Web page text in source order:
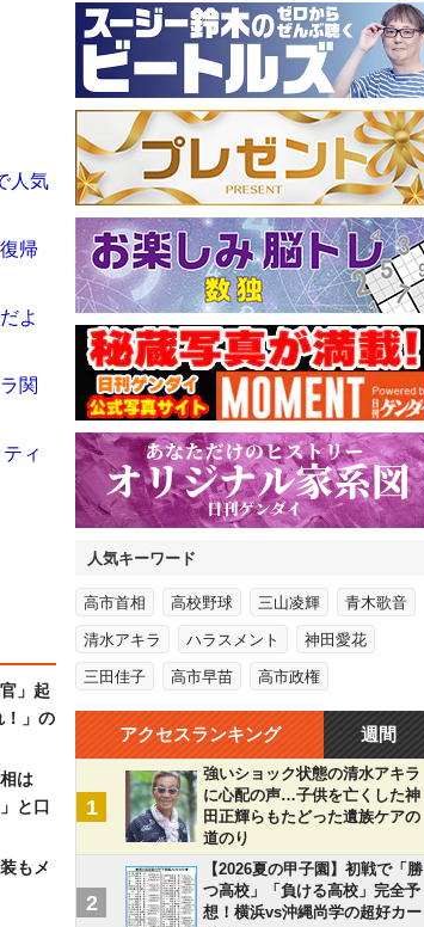
人気
帰
よ
関
ィ
」起
！」の
は
と口
もメ
人気キーワード
高市首相 高校野球 三山凌輝 青木歌音
清水アキラ ハラスメント 神田愛花
三田佳子 高市早苗 高市政権
アクセスランキング 週間
1
強いショック状態の清水アキラ
に心配の声…子供を亡くした神
田正輝らもたどった遺族ケアの
道のり
2
【2026夏の甲子園】初戦で「勝
つ高校」「負ける高校」完全予
想！横浜vs沖縄尚学の超好カー